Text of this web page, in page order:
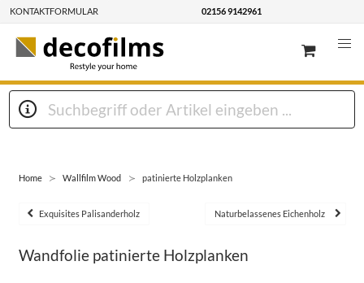
KONTAKTFORMULAR 02156 9142961
Home Wallfilm Wood patinierte Holzplanken
Exquisites Palisanderholz Naturbelassenes Eichenholz
Wandfolie patinierte Holzplanken